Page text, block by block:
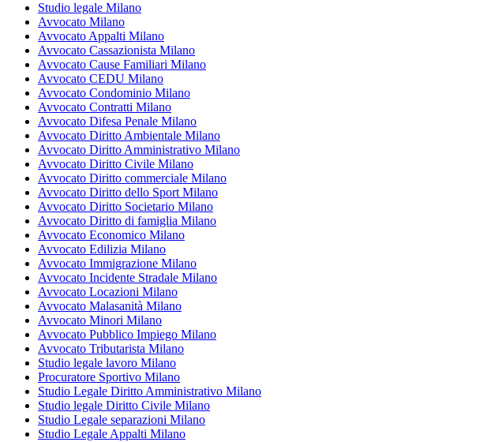
Studio legale Milano
Avvocato Milano
Avvocato Appalti Milano
Avvocato Cassazionista Milano
Avvocato Cause Familiari Milano
Avvocato CEDU Milano
Avvocato Condominio Milano
Avvocato Contratti Milano
Avvocato Difesa Penale Milano
Avvocato Diritto Ambientale Milano
Avvocato Diritto Amministrativo Milano
Avvocato Diritto Civile Milano
Avvocato Diritto commerciale Milano
Avvocato Diritto dello Sport Milano
Avvocato Diritto Societario Milano
Avvocato Diritto di famiglia Milano
Avvocato Economico Milano
Avvocato Edilizia Milano
Avvocato Immigrazione Milano
Avvocato Incidente Stradale Milano
Avvocato Locazioni Milano
Avvocato Malasanità Milano
Avvocato Minori Milano
Avvocato Pubblico Impiego Milano
Avvocato Tributarista Milano
Studio legale lavoro Milano
Procuratore Sportivo Milano
Studio Legale Diritto Amministrativo Milano
Studio legale Diritto Civile Milano
Studio Legale separazioni Milano
Studio Legale Appalti Milano